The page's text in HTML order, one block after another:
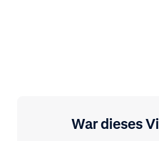
War dieses